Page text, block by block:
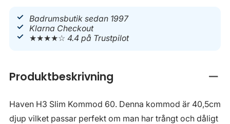
Badrumsbutik sedan 1997
Klarna Checkout
★★★★☆4.4 på Trustpilot
Produktbeskrivning
Haven H3 Slim Kommod 60. Denna kommod är 40,5cm
djup vilket passar perfekt om man har trångt och dåligt